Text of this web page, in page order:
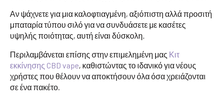
Αν ψάχνετε για μια καλοφτιαγμένη, αξιόπιστη αλλά προσιτή
μπαταρία τύπου σιλό για να συνδυάσετε με κασέτες
υψηλής ποιότητας, αυτή είναι δύσκολη.
Περιλαμβάνεται επίσης στην επιμελημένη μας Κιτ
εκκίνησης CBD vape, καθιστώντας το ιδανικό για νέους
χρήστες που θέλουν να αποκτήσουν όλα όσα χρειάζονται
σε ένα πακέτο.